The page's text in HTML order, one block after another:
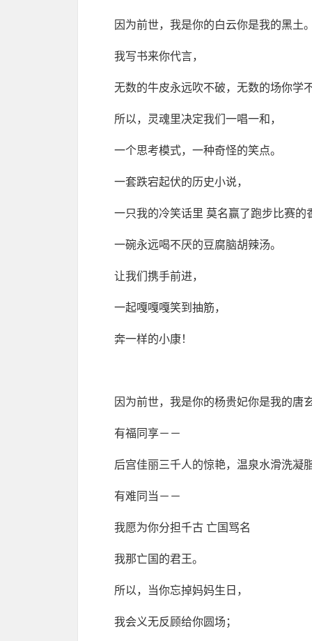
因为前世，我是你的白云你是我的黑土。
我写书来你代言，
无数的牛皮永远吹不破，无数的场你学
所以，灵魂里决定我们一唱一和，
一个思考模式，一种奇怪的笑点。
一套跌宕起伏的历史小说，
一只我的冷笑话里 莫名赢了跑步比赛的
一碗永远喝不厌的豆腐脑胡辣汤。
让我们携手前进，
一起嘎嘎嘎笑到抽筋，
奔一样的小康！
因为前世，我是你的杨贵妃你是我的唐玄
有福同享－－
后宫佳丽三千人的惊艳，温泉水滑洗凝
有难同当－－
我愿为你分担千古 亡国骂名
我那亡国的君王。
所以，当你忘掉妈妈生日，
我会义无反顾给你圆场；